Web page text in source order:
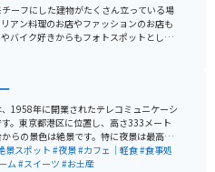
ーフにした建物がたくさん立っている場
アン料理のお店やファッションのお店も
バイク好きからもフォトスポットとして
っています。オフィスやホテル、住宅も
1958年に開業されたテレコミュニケーシ
。東京都港区に位置し、高さ333メート
らの景色は絶景です。特に夜景は最高で
フェや軽食のできる場所もあり、一日中
景スポット #夜景#カフェ｜軽食#食事処
ム#スイーツ #お土産